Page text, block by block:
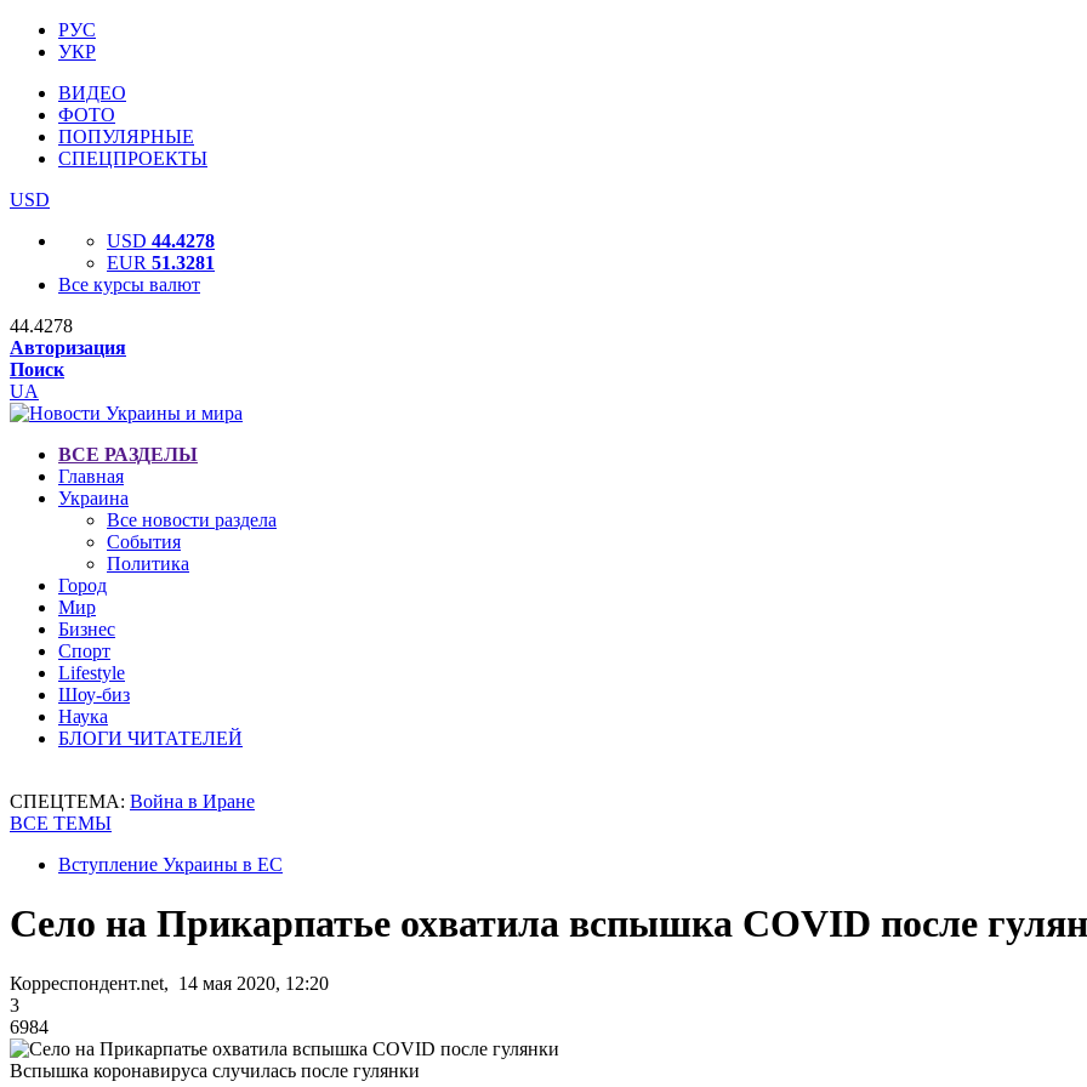
РУС
УКР
ВИДЕО
ФОТО
ПОПУЛЯРНЫЕ
СПЕЦПРОЕКТЫ
USD
USD 44.4278
EUR 51.3281
Все курсы валют
44.4278
Авторизация
Поиск
UA
ВСЕ РАЗДЕЛЫ
Главная
Украина
Все новости раздела
События
Политика
Город
Мир
Бизнес
Спорт
Lifestyle
Шоу-биз
Наука
БЛОГИ ЧИТАТЕЛЕЙ
СПЕЦТЕМА: Война в Иране
ВСЕ ТЕМЫ
Вступление Украины в ЕС
Село на Прикарпатье охватила вспышка COVID после
Корреспондент.net, 14 мая 2020, 12:20
3
6984
Вспышка коронавируса случилась после гулянки